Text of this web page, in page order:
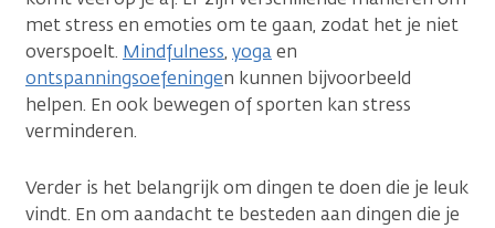
met stress en emoties om te gaan, zodat het je niet
overspoelt. Mindfulness, yogaen
ontspanningsoefeningen kunnen bijvoorbeeld
helpen. En ook bewegen of sporten kan stress
verminderen.
Verder is het belangrijk om dingen te doen die je leuk
vindt. En om aandacht te besteden aan dingen die je